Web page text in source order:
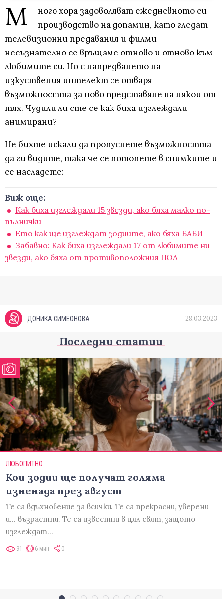
М
ного хора задоволяват ежедневното си
производство на допамин, като гледат
телевизионни предавания и филми -
несъзнателно се връщаме отново и отново към
любимите си. Но с напредването на
изкуствения интелект се отваря
възможността за ново представяне на някои от
тях. Чудили ли сте се как биха изглеждали
анимирани?
Не бихте искали да пропуснете възможността
да ги видите, така че се потопете в снимките и
се насладете:
Виж още:
Как биха изглеждали 15 звезди, ако бяха малко по-
пълнички
Ето как ще изглеждат зодиите, ако бяха БАБИ
Забавно: Как биха изглеждали 17 от любимите ни
звезди, ако бяха от противоположния ПОЛ
ДОНИКА СИМЕОНОВА 28.03.2023
Последни статии
ЛЮБОПИТНО
Кои зодии ще получат голяма
изненада през август
Те са вдъхновение за всички. Те са прекрасни, уверени
и... възрастни. Те са известни в цял свят, защото
изглеждат…
91 6 мин 0